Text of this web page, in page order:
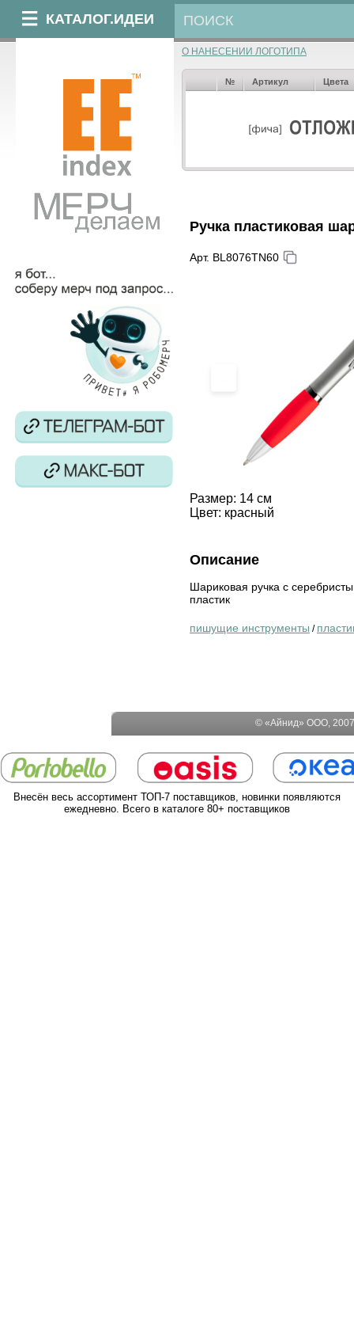
КАТАЛОГ.ИДЕИ
О НАНЕСЕНИИ ЛОГОТИПА
№ Артикул Цвета
Ручка пластиковая
Арт. BL8076TN60
Размер: 14 см
Цвет: красный
Описание
Шариковая ручка с
пластик
пишущие инструменты /
© «Айнид» ООО,
Внесён весь ассортимент ТОП-7 поставщиков, новинки появляются
ежедневно. Всего в каталоге 80+ поставщиков